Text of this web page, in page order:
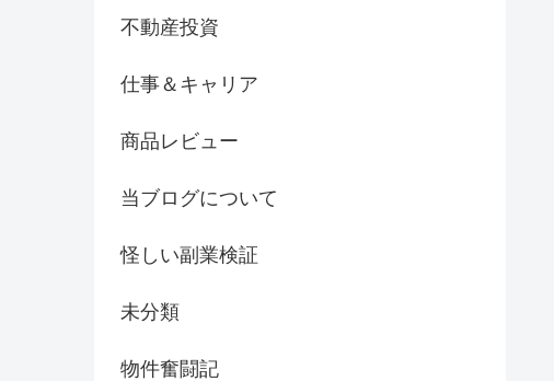
不動産投資
仕事＆キャリア
商品レビュー
当ブログについて
怪しい副業検証
未分類
物件奮闘記